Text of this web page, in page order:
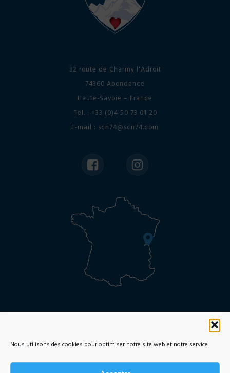
Nous utilisons des cookies pour optimiser notre site web et notre service.
32 route de Charmy l'Adroit
74360 Abondance
Haute-Savoie – France
Tél. : +33 (0)4 50 73 01 20
E-mail : scn74@scn74.com
Brochures et tarifs
Mentions légales